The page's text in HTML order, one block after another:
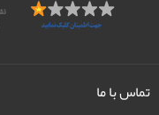
تماس با ما